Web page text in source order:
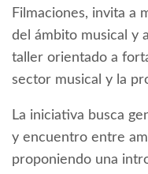
Filmaciones, invita a
del ámbito musical y
taller orientado a
sector musical y la
La iniciativa busca
y encuentro entre
proponiendo una